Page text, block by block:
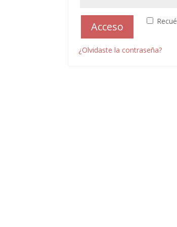
Acceso
¿Olvidaste la contraseña?